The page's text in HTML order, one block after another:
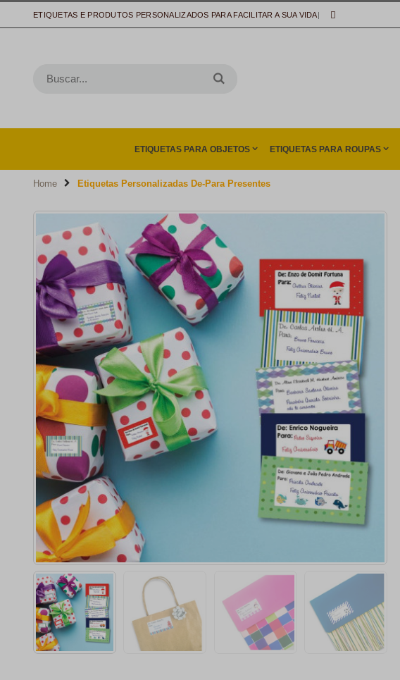
ETIQUETAS E PRODUTOS PERSONALIZADOS PARA FACILITAR A SUA VIDA|
ETIQUETAS PARA OBJETOS ETIQUETAS PARA ROUPAS
Home Etiquetas Personalizadas De-Para Presentes